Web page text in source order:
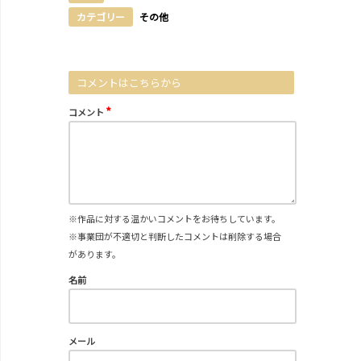
カテゴリー
その他
コメントはこちらから
コメント *
※作品に対する温かいコメントをお待ちしています。
※事業団が不適切と判断したコメントは削除する場合
があります。
名前
メール